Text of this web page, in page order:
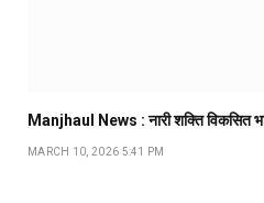
Manjhaul News : नारी शक्ति विकसित
MARCH 10, 2026 5:41 PM